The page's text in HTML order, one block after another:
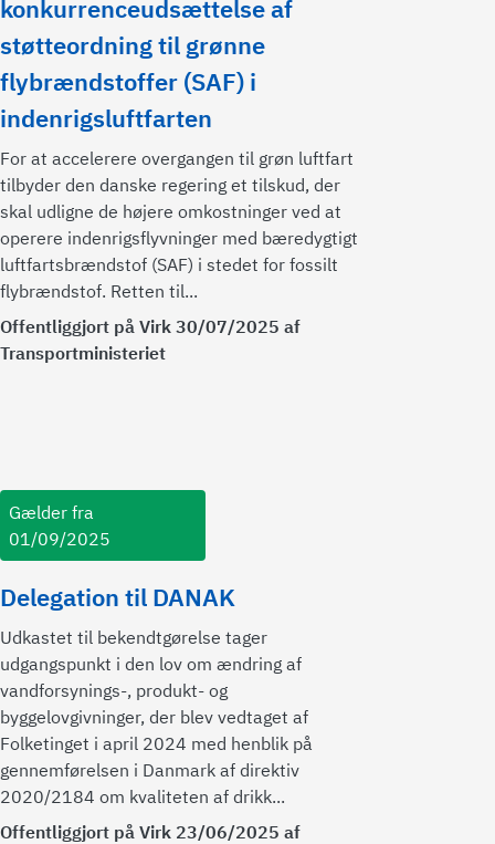
konkurrenceudsættelse af
støtteordning til grønne
flybrændstoffer (SAF) i
indenrigsluftfarten
For at accelerere overgangen til grøn luftfart
tilbyder den danske regering et tilskud, der
skal udligne de højere omkostninger ved at
operere indenrigsflyvninger med bæredygtigt
luftfartsbrændstof (SAF) i stedet for fossilt
flybrændstof. Retten til...
Offentliggjort på Virk 30/07/2025 af
Transportministeriet
Gælder fra
01/09/2025
Delegation til DANAK
Udkastet til bekendtgørelse tager
udgangspunkt i den lov om ændring af
vandforsynings-, produkt- og
byggelovgivninger, der blev vedtaget af
Folketinget i april 2024 med henblik på
gennemførelsen i Danmark af direktiv
2020/2184 om kvaliteten af drikk...
Offentliggjort på Virk 23/06/2025 af